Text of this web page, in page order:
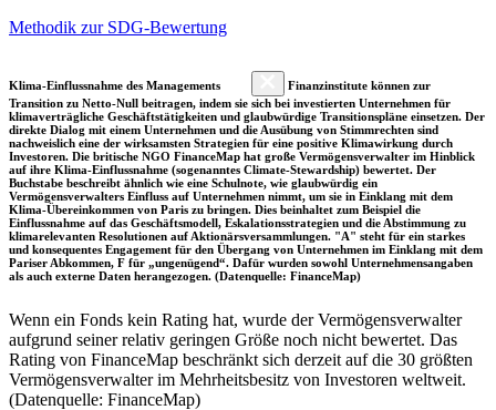
Methodik zur SDG-Bewertung
Klima-Einflussnahme des Managements
Finanzinstitute können zur
Transition zu Netto-Null beitragen, indem sie sich bei investierten Unternehmen für
klimaverträgliche Geschäftstätigkeiten und glaubwürdige Transitionspläne einsetzen. Der
direkte Dialog mit einem Unternehmen und die Ausübung von Stimmrechten sind
nachweislich eine der wirksamsten Strategien für eine positive Klimawirkung durch
Investoren. Die britische NGO FinanceMap hat große Vermögensverwalter im Hinblick
auf ihre Klima-Einflussnahme (sogenanntes Climate-Stewardship) bewertet. Der
Buchstabe beschreibt ähnlich wie eine Schulnote, wie glaubwürdig ein
Vermögensverwalters Einfluss auf Unternehmen nimmt, um sie in Einklang mit dem
Klima-Übereinkommen von Paris zu bringen. Dies beinhaltet zum Beispiel die
Einflussnahme auf das Geschäftsmodell, Eskalationsstrategien und die Abstimmung zu
klimarelevanten Resolutionen auf Aktionärsversammlungen. "A" steht für ein starkes
und konsequentes Engagement für den Übergang von Unternehmen im Einklang mit dem
Pariser Abkommen, F für „ungenügend“. Dafür wurden sowohl Unternehmensangaben
als auch externe Daten herangezogen. (Datenquelle: FinanceMap)
Wenn ein Fonds kein Rating hat, wurde der Vermögensverwalter
aufgrund seiner relativ geringen Größe noch nicht bewertet. Das
Rating von FinanceMap beschränkt sich derzeit auf die 30 größten
Vermögensverwalter im Mehrheitsbesitz von Investoren weltweit.
(Datenquelle: FinanceMap)